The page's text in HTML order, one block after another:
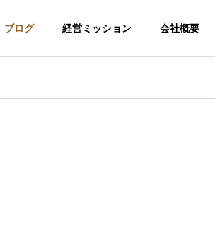
ブログ 経営ミッション 会社概要